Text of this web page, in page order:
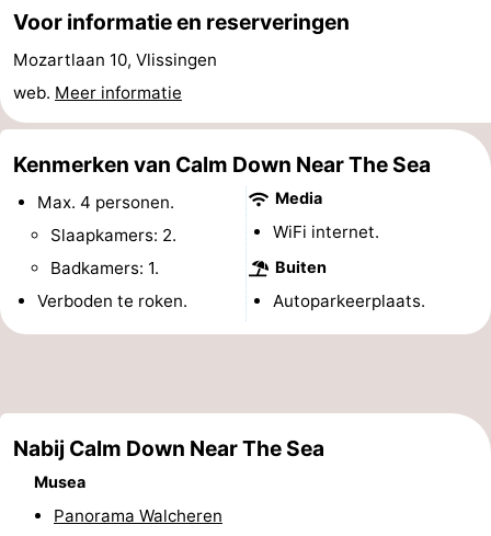
Vlissingen
Zeeland
Vebenabos
-
minutes
Strand
Zien
doen
Bezienswaardigheden
-
Monumenten
-
Uitkijkpunten
Attracties
Voor informatie en reserveringen
Mozartlaan 10, Vlissingen
web. Meer informatie
Kenmerken van Calm Down Near The Sea
Max. 4 personen.
Slaapkamers: 2.
Badkamers: 1.
Verboden te roken.
Media
WiFi internet.
Buiten
Autoparkeerplaats.
Nabij Calm Down Near The Sea
Musea
Panorama Walcheren